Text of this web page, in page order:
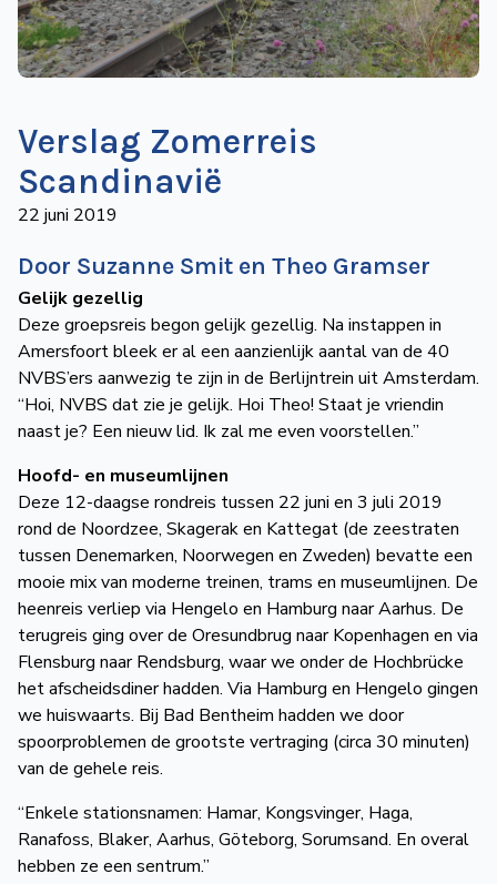
de
NVBS
Wegwijzer
NVBS
Verslag Zomerreis
Scandinavië
22 juni 2019
Door Suzanne Smit en Theo Gramser
Gelijk gezellig
Deze groepsreis begon gelijk gezellig. Na instappen in
Amersfoort bleek er al een aanzienlijk aantal van de 40
NVBS’ers aanwezig te zijn in de Berlijntrein uit Amsterdam.
“Hoi, NVBS dat zie je gelijk. Hoi Theo! Staat je vriendin
naast je? Een nieuw lid. Ik zal me even voorstellen.”
Hoofd- en museumlijnen
Deze 12-daagse rondreis tussen 22 juni en 3 juli 2019
rond de Noordzee, Skagerak en Kattegat (de zeestraten
tussen Denemarken, Noorwegen en Zweden) bevatte een
mooie mix van moderne treinen, trams en museumlijnen. De
heenreis verliep via Hengelo en Hamburg naar Aarhus. De
terugreis ging over de Oresundbrug naar Kopenhagen en via
Flensburg naar Rendsburg, waar we onder de Hochbrücke
het afscheidsdiner hadden. Via Hamburg en Hengelo gingen
we huiswaarts. Bij Bad Bentheim hadden we door
spoorproblemen de grootste vertraging (circa 30 minuten)
van de gehele reis.
“Enkele stationsnamen: Hamar, Kongsvinger, Haga,
Ranafoss, Blaker, Aarhus, Göteborg, Sorumsand. En overal
hebben ze een sentrum.”